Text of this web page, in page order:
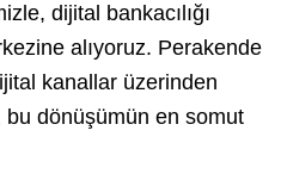
dijital bankacılığı
alıyoruz. Perakende
kanallar üzerinden
bu dönüşümün en somut